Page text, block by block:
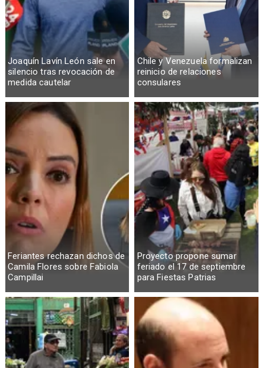
Joaquín Lavín León sale en
silencio tras revocación de
medida cautelar
Chile y Venezuela formalizan
reinicio de relaciones
consulares
Feriantes rechazan dichos de
Camila Flores sobre Fabiola
Campillai
Proyecto propone sumar
feriado el 17 de septiembre
para Fiestas Patrias